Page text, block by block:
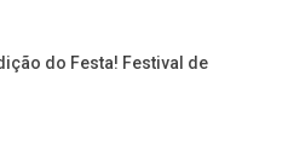
do Festa! Festival de